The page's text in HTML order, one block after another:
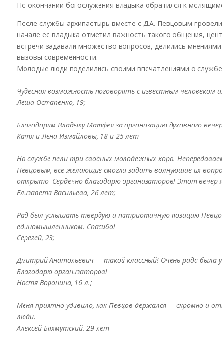
По окончании богослужения владыка обратился к
После службы архипастырь вместе с Д.А. Певцовым
начале ее владыка отметил важность такого общения,
встречи задавали множество вопросов, делились
вызовы современности.
Молодые люди поделились своими впечатлениями о службе
Чудесная возможность поговорить с известным человеком
Леша Остапенко, 19;
Благодарим Владыку Матфея за организацию духовного
Катя и Лена Измайловы, 18 и 25 лет
На службе пели три сводных молодежных хора.
Певцовым, все желающие смогли задать волнуюшие их
открыто. Сердечно благодарю организаторов! Этот вечер
Елизавета Васильева, 26 лет;
Рад был услышать твердую и патриотичную позицию
единомышленником. Спасибо!
Серегей, 23;
Дмитрий Анатольевич — такой классный! Очень рада была
Благодарю организаторов!
Настя Воронина, 16 л.;
Меня приятно удивило, как Певцов держался — скромно и
люди.
Алексей Бахмутский, 29 лет